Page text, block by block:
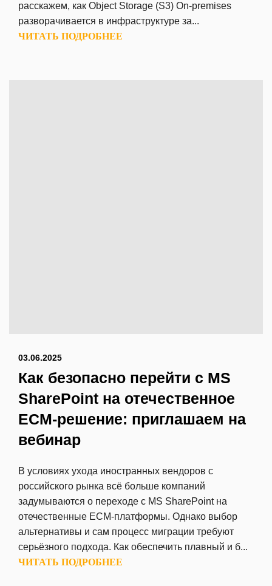
расскажем, как Object Storage (S3) On-premises
разворачивается в инфраструктуре за...
ЧИТАТЬ ПОДРОБНЕЕ
03.06.2025
Как безопасно перейти с MS
SharePoint на отечественное
ECM-решение: приглашаем на
вебинар
В условиях ухода иностранных вендоров с
российского рынка всё больше компаний
задумываются о переходе с MS SharePoint на
отечественные ECM-платформы. Однако выбор
альтернативы и сам процесс миграции требуют
серьёзного подхода. Как обеспечить плавный и б...
ЧИТАТЬ ПОДРОБНЕЕ